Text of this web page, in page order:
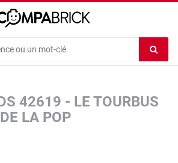
le
42619 - LE TOURBUS
LA POP